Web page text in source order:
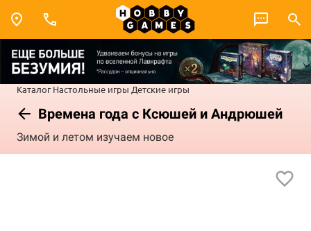
Каталог Настольные игры Детские игры
Времена года с Ксюшей и Андрюшей
Зимой и летом изучаем новое